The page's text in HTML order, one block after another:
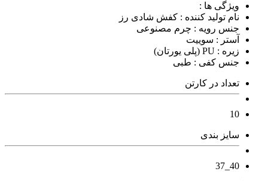
ویژگی ها :
نام تولید کننده : کفش شادی رز
جنس رویه : چرم مصنوعی
آستر : سوییت
زیره : PU (پلی یورتان)
جنس کفی : طبی
تعداد در کارتن
10
سایز بندی
40_37